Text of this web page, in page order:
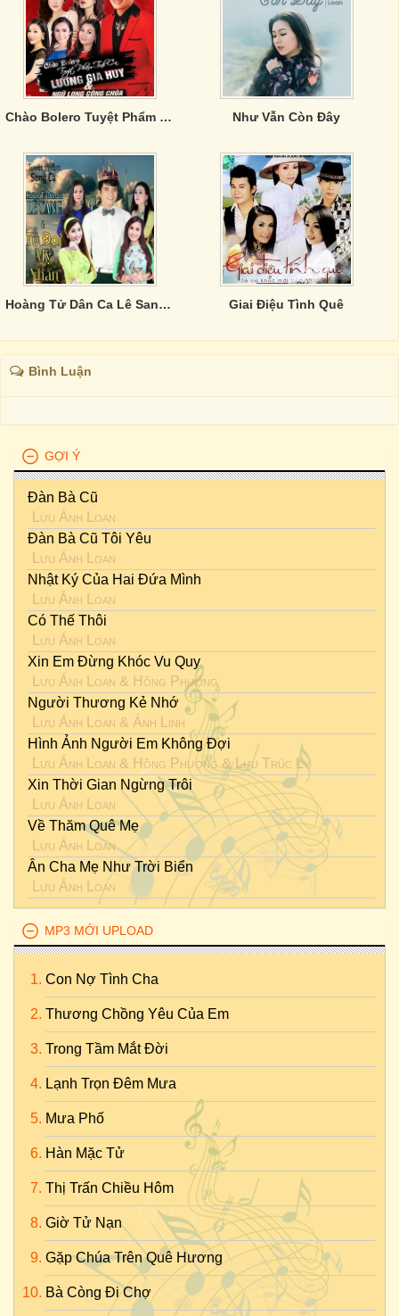
Chào Bolero Tuyệt Phẩm Tình Ca Như Vẫn Còn Đây
Hoàng Tử Dân Ca Lê Sang & Tứ Đại Mỹ Nhân Giai Điệu Tình Quê
Bình Luận
GỢI Ý
Đàn Bà Cũ
Lưu Ánh Loan
Đàn Bà Cũ Tôi Yêu
Lưu Ánh Loan
Nhật Ký Của Hai Đứa Mình
Lưu Ánh Loan
Có Thế Thôi
Lưu Ánh Loan
Xin Em Đừng Khóc Vu Quy
Lưu Ánh Loan & Hồng Phượng
Người Thương Kẻ Nhớ
Lưu Ánh Loan & Ánh Linh
Hình Ảnh Người Em Không Đợi
Lưu Ánh Loan & Hồng Phượng& Lưu Trúc Ly
Xin Thời Gian Ngừng Trôi
Lưu Ánh Loan
Về Thăm Quê Mẹ
Lưu Ánh Loan
Ân Cha Mẹ Như Trời Biển
Lưu Ánh Loan
MP3 MỚI UPLOAD
Con Nợ Tình Cha
Thương Chồng Yêu Của Em
Trong Tầm Mắt Đời
Lạnh Trọn Đêm Mưa
Mưa Phố
Hàn Mặc Tử
Thị Trấn Chiều Hôm
Giờ Tử Nạn
Gặp Chúa Trên Quê Hương
Bà Còng Đi Chợ